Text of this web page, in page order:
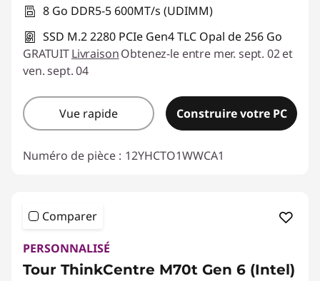
8 Go DDR5-5 600MT/s (UDIMM)
SSD M.2 2280 PCIe Gen4 TLC Opal de 256 Go
GRATUITLivraisonObtenez-le entre mer. sept. 02 et
ven. sept. 04
Vue rapide Construire votre PC
Numéro de pièce : 12YHCTO1WWCA1
Comparer
PERSONNALISÉ
Tour ThinkCentre M70t Gen 6 (Intel)